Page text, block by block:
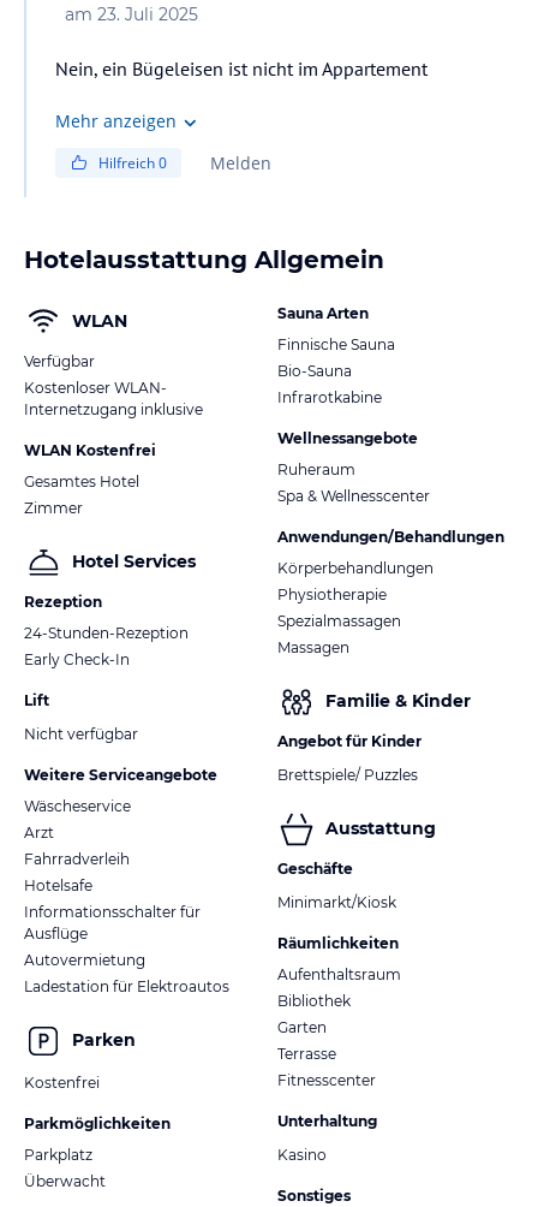
am 23. Juli 2025
Nein, ein Bügeleisen ist nicht im Appartement
Mehr anzeigen
Hilfreich0 Melden
Hotelausstattung Allgemein
WLAN
Verfügbar
Kostenloser WLAN-
Internetzugang inklusive
WLAN Kostenfrei
Gesamtes Hotel
Zimmer
Hotel Services
Rezeption
24-Stunden-Rezeption
Early Check-In
Lift
Nicht verfügbar
Weitere Serviceangebote
Wäscheservice
Arzt
Fahrradverleih
Hotelsafe
Informationsschalter für
Ausflüge
Autovermietung
Ladestation für Elektroautos
Parken
Kostenfrei
Parkmöglichkeiten
Parkplatz
Überwacht
Sauna Arten
Finnische Sauna
Bio-Sauna
Infrarotkabine
Wellnessangebote
Ruheraum
Spa & Wellnesscenter
Anwendungen/Behandlungen
Körperbehandlungen
Physiotherapie
Spezialmassagen
Massagen
Familie & Kinder
Angebot für Kinder
Brettspiele/ Puzzles
Ausstattung
Geschäfte
Minimarkt/Kiosk
Räumlichkeiten
Aufenthaltsraum
Bibliothek
Garten
Terrasse
Fitnesscenter
Unterhaltung
Kasino
Sonstiges